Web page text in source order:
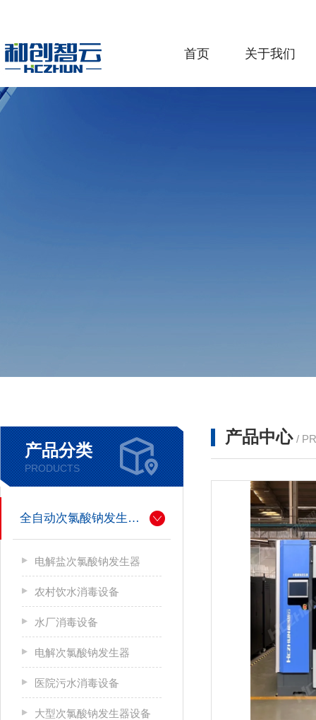
首页 关于我们
产品分类
PRODUCTS
全自动次氯酸钠发生器厂家
电解盐次氯酸钠发生器
农村饮水消毒设备
水厂消毒设备
电解次氯酸钠发生器
医院污水消毒设备
大型次氯酸钠发生器设备
产品中心 /